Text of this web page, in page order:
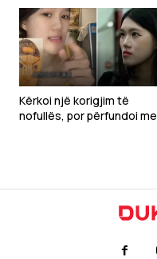
Kërkoi një korigjim të
nofullës, por përfundoi me